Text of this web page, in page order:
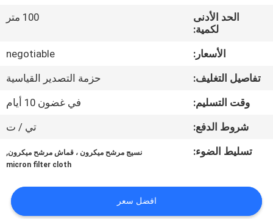
مراقبة
الجودة
اتصل
اطلب
اقتباس
الحد الأدنى
لكمية:
100 متر
الأسعار:
negotiable
تفاصيل التغليف:
حزمة التصدير القياسية
وقت التسليم:
في غضون 10 أيام
شروط الدفع:
تي / ت
تسليط الضوء:
نسيج مرشح ميكرون ، قماش مرشح ميكرون,
micron filter cloth
افضل سعر